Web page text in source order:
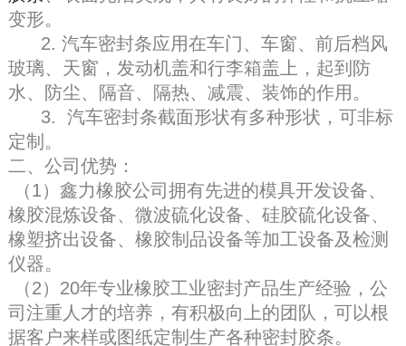
变形。
2. 汽车密封条应用在车门、车窗、前后档风
玻璃、天窗，发动机盖和行李箱盖上，起到防
水、防尘、隔音、隔热、减震、装饰的作用。
3. 汽车密封条截面形状有多种形状，可非标
定制。
二、公司优势：
（1）鑫力橡胶公司拥有先进的模具开发设备、
橡胶混炼设备、微波硫化设备、硅胶硫化设备、
橡塑挤出设备、橡胶制品设备等加工设备及检测
仪器。
（2）20年专业橡胶工业密封产品生产经验，公
司注重人才的培养，有积极向上的团队，可以根
据客户来样或图纸定制生产各种密封胶条。